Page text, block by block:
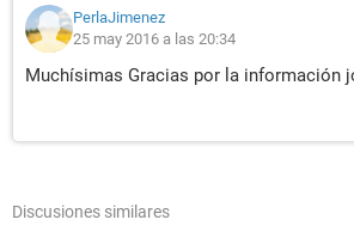
PerlaJimenez
25 may 2016 a las 20:34
Muchísimas Gracias por la información
Discusiones similares